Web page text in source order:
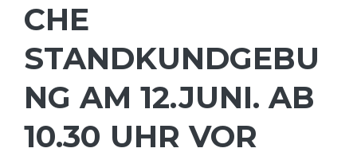
CHE
STANDKUNDGEBU
NG AM 12.JUNI. AB
10.30 UHR VOR